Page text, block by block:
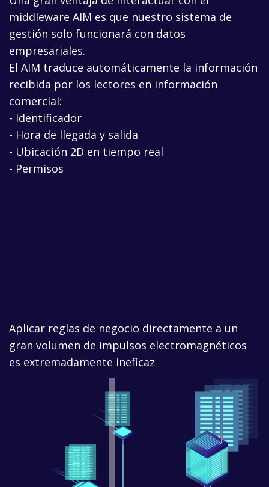
middleware AIM es que nuestro sistema de
gestión solo funcionará con datos
empresariales.
El AIM traduce automáticamente la información
recibida por los lectores en información
comercial:
- Identificador
- Hora de llegada y salida
- Ubicación 2D en tiempo real
- Permisos
Aplicar reglas de negocio directamente a un
gran volumen de impulsos electromagnéticos
es extremadamente ineficaz